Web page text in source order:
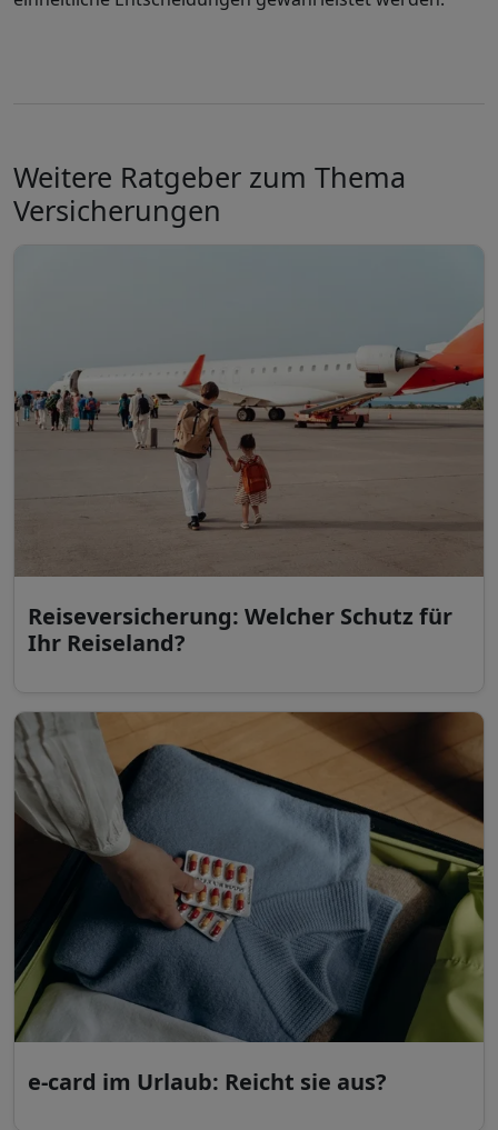
Weitere Ratgeber zum Thema
Versicherungen
Reiseversicherung: Welcher Schutz für
Ihr Reiseland?
e-card im Urlaub: Reicht sie aus?